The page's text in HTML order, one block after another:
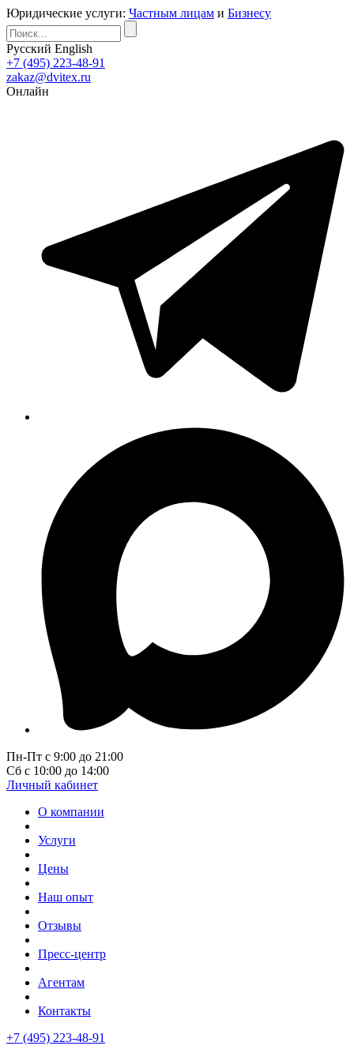
Юридические услуги: Частным лицам и Бизнесу
Русский English
+7 (495) 223-48-91
zakaz@dvitex.ru
Онлайн
Пн-Пт с 9:00 до 21:00
Сб с 10:00 до 14:00
Личный кабинет
О компании
Услуги
Цены
Наш опыт
Отзывы
Пресс-центр
Агентам
Контакты
+7 (495) 223-48-91